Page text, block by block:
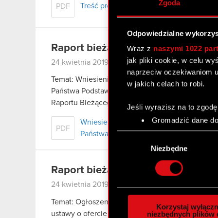
Zgoda
Odpowiedzialne
Wraz z naszymi 1022
jak pliki cookie, w celu
naprzeciw oczekiwaniom
w jakich celach to robi.
Jeśli wyrazisz na to
Gromadzić dane
Identyfikować
Dowiedz się więcej
szczegółów . W
Wykorzystujemy pliki
społecznościowym,
Niezbędne
Korzystaj
niezbędnych plików
PDF Treść projektów uchwał Zwyczajnego
Raport bieżący nr 7/2019
24 kwietnia 2019 kasacja optimus skarb
Temat: Wniesienie skargi kasacyjnej od wyroku
Państwa Podstawa prawna: Art. 17 ust. 1 pkt 1
Raportu Bieżącego nr 22/2018 z… Czytaj dalej
PDF
Wniesienie skargi kasacyjnej od
Państwa
Raport bieżący nr 6/2019
24 kwietnia 2019
Temat: Ogłoszenie o zwołaniu Zwyczajnego
ustawy o ofercie – informacje bieżące i okresowe